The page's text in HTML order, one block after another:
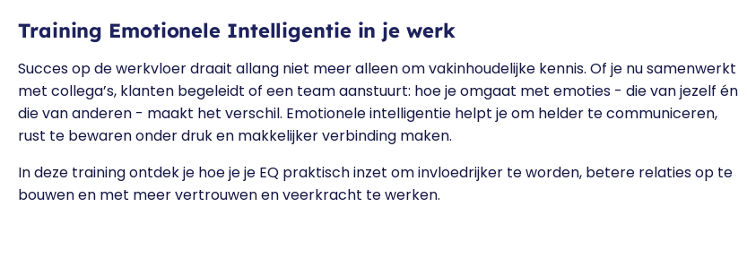
Training Emotionele Intelligentie in je werk
Succes op de werkvloer draait allang niet meer alleen om vakinhoudelijke kennis. Of je nu samenwerkt
met collega’s, klanten begeleidt of een team aanstuurt: hoe je omgaat met emoties - die van jezelf én
die van anderen - maakt het verschil. Emotionele intelligentie helpt je om helder te communiceren,
rust te bewaren onder druk en makkelijker verbinding maken.
In deze training ontdek je hoe je je EQ praktisch inzet om invloedrijker te worden, betere relaties op te
bouwen en met meer vertrouwen en veerkracht te werken.